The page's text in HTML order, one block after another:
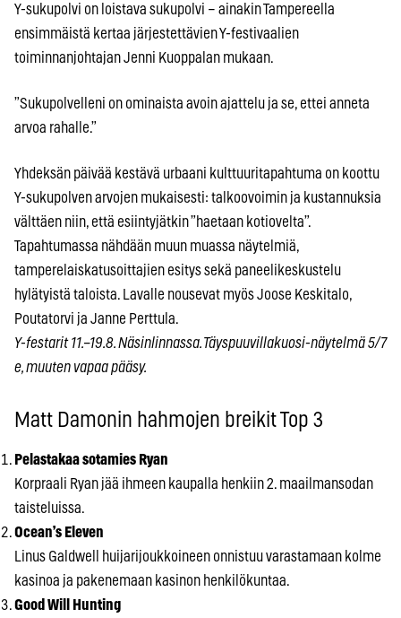
Y-sukupolvi on loistava sukupolvi – ainakin Tampereella
ensimmäistä kertaa järjestettävien Y-festivaalien
toiminnanjohtajan Jenni Kuoppalan mukaan.
”Sukupolvelleni on ominaista avoin ajattelu ja se, ettei anneta
arvoa rahalle.”
Yhdeksän päivää kestävä urbaani kulttuuritapahtuma on koottu
Y-sukupolven arvojen mukaisesti: talkoovoimin ja kustannuksia
välttäen niin, että esiintyjätkin ”haetaan kotiovelta”.
Tapahtumassa nähdään muun muassa näytelmiä,
tamperelaiskatusoittajien esitys sekä paneelikeskustelu
hylätyistä taloista. Lavalle nousevat myös Joose Keskitalo,
Poutatorvi ja Janne Perttula.
Y-festarit 11.–19.8. Näsinlinnassa. Täyspuuvillakuosi-näytelmä 5/7
e, muuten vapaa pääsy.
Matt Damonin hahmojen breikit Top 3
Pelastakaa sotamies Ryan
Korpraali Ryan jää ihmeen kaupalla henkiin 2. maailmansodan
taisteluissa.
Ocean’s Eleven
Linus Galdwell huijarijoukkoineen onnistuu varastamaan kolme
kasinoa ja pakenemaan kasinon henkilökuntaa.
Good Will Hunting